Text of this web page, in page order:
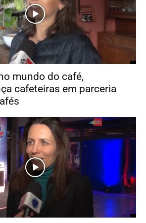
mundo do café,
cafeteiras em parceria